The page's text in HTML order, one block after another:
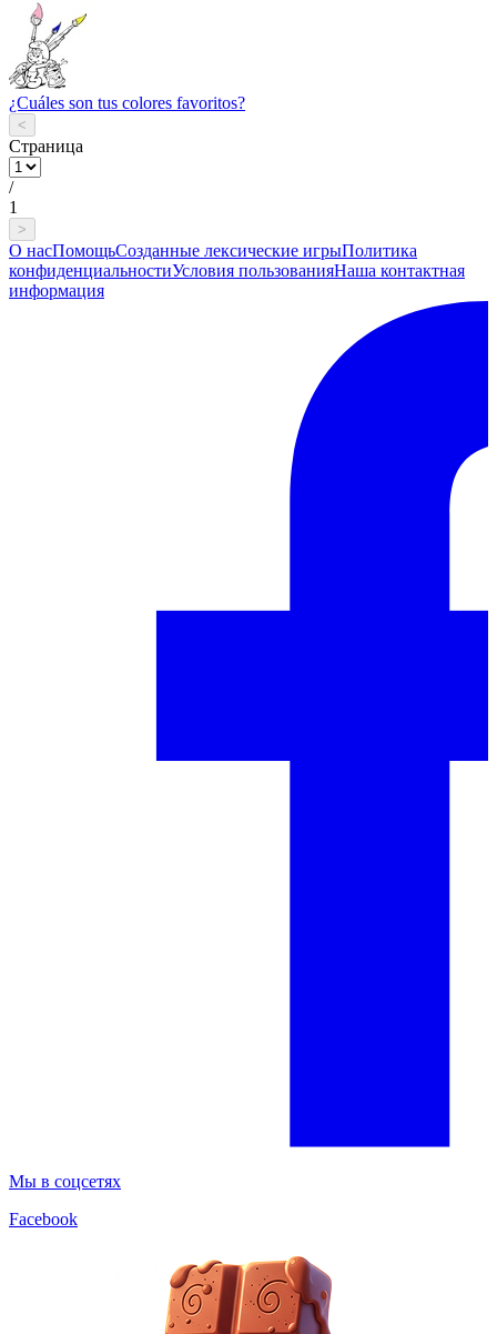
¿Cuáles son tus colores favoritos?
<
Страница
/
1
>
О насПомощьСозданные лексические игрыПолитика
конфиденциальностиУсловия пользованияНаша контактная
информация
Мы в соцсетях
Facebook